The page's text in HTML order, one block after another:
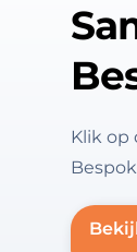
Klik op